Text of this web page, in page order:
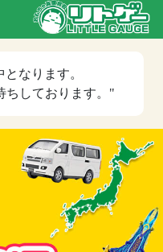
となります。
ちしております。"